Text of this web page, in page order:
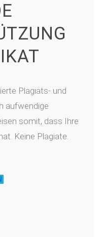
Plagiats- und
aufwendige
somit, dass Ihre
Keine Plagiate.